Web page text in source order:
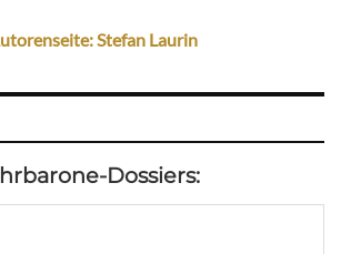
Stefan Laurin
Dossiers: